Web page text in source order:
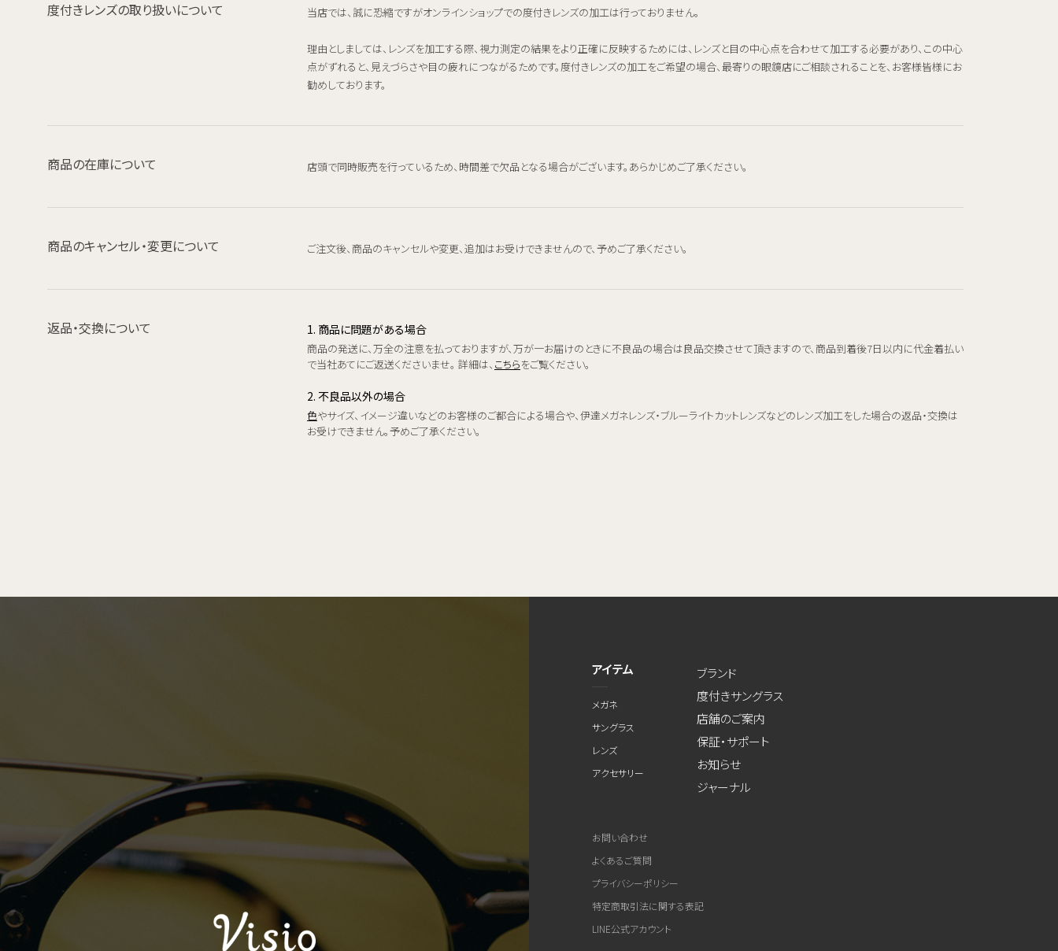
度付きレンズの取り扱いについて 当店では、誠に恐縮ですがオンラインショップでの度付きレンズの加工は行っておりません。
理由としましては、レンズを加工する際、視力測定の結果をより正確に反映するためには、レンズと目の中心点を合わせて加工する必要があり、この中心
点がずれると、見えづらさや目の疲れにつながるためです。度付きレンズの加工をご希望の場合、最寄りの眼鏡店にご相談されることを、お客様皆様にお
勧めしております。
商品の在庫について 店頭で同時販売を行っているため、時間差で欠品となる場合がございます。あらかじめご了承ください。
商品のキャンセル・変更について ご注文後、商品のキャンセルや変更、追加はお受けできませんので、予めご了承ください。
返品・交換について 1. 商品に問題がある場合
商品の発送に、万全の注意を払っておりますが、万が一お届けのときに不良品の場合は良品交換させて頂きますので、商品到着後7日以内に代金着払い
で当社あてにご返送くださいませ。 詳細は、 こちらをご覧ください。
2. 不良品以外の場合
色やサイズ、イメージ違いなどのお客様のご都合による場合や、伊達メガネレンズ・ブルーライトカットレンズなどのレンズ加工をした場合の返品・交換は
お受けできません。予めご了承ください。
アイテム
メガネ
サングラス
レンズ
アクセサリー
ブランド
度付きサングラス
店舗のご案内
保証・サポート
お知らせ
ジャーナル
お問い合わせ
よくあるご質問
プライバシーポリシー
特定商取引法に関する表記
LINE公式アカウント